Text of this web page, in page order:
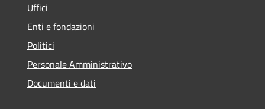
Uffici
Enti e fondazioni
Politici
Personale Amministrativo
Documenti e dati